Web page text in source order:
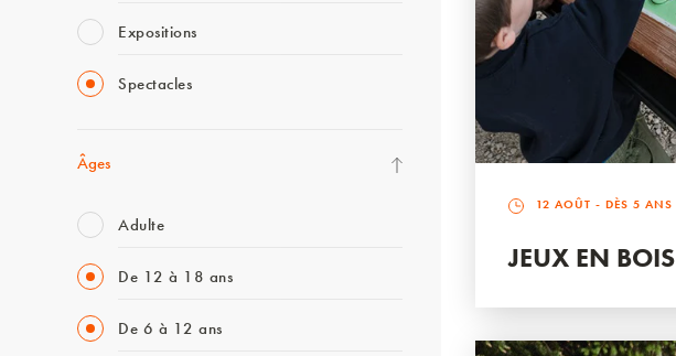
Expositions
Spectacles
Âges
Adulte
De 12 à 18 ans
De 6 à 12 ans
12 AOÛT - DÈS 5 ANS
JEUX EN BOIS